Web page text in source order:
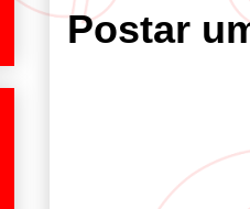
Postar